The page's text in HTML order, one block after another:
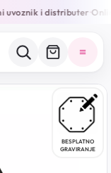
i distributer•
BESPLATNO
GRAVIRANJE